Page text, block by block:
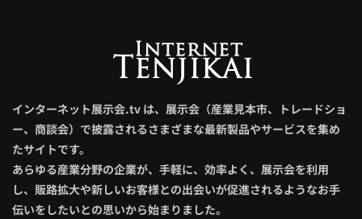
インターネット展示会.tv は、展示会（産業見本市、トレードショ
ー、商談会）で披露されるさまざまな最新製品やサービスを集め
たサイトです。
あらゆる産業分野の企業が、手軽に、効率よく、展示会を利用
し、販路拡大や新しいお客様との出会いが促進されるようなお手
伝いをしたいとの思いから始まりました。